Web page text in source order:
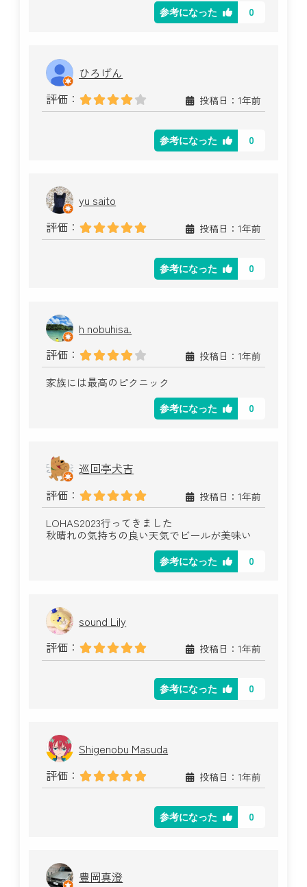
参考になった 0
ひろげん
評価：
投稿日：1年前
参考になった 0
yu saito
評価：
投稿日：1年前
参考になった 0
h nobuhisa.
評価：
投稿日：1年前
家族には最高のピクニック
参考になった 0
巡回亭犬吉
評価：
投稿日：1年前
LOHAS2023行ってきました
秋晴れの気持ちの良い天気でビールが美味い
参考になった 0
sound Lily
評価：
投稿日：1年前
参考になった 0
Shigenobu Masuda
評価：
投稿日：1年前
参考になった 0
豊岡真澄